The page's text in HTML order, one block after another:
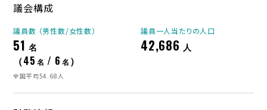
議会構成
議員数 （男性数/女性数）
51 名
（45 名 / 6 名 ）
全国平均54.68人
議員一人当たりの人口
42,686 人